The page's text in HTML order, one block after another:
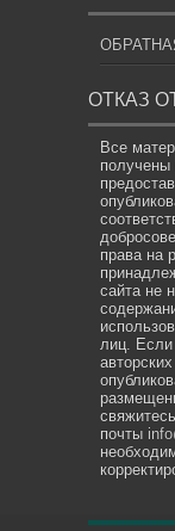
ОТКАЗ
Все
получены
права на
сайта не
лиц. Если
почты